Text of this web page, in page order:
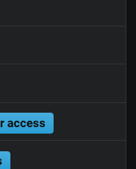
access